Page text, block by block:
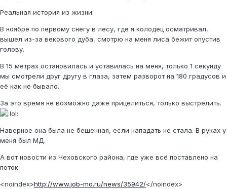
Реальная история из жизни:
В ноябре по первому снегу в лесу, где я колодец осматривал,
вышел из-за векового дуба, смотрю на меня лиса бежит опустив
голову.
В 15 метрах остановилась и уставилась на меня, только 1 секунду
мы смотрели друг другу в глаза, затем разворот на 180 градусов и
её как не бывало.
За это время не возможно даже прицелиться, только выстрелить.
Наверное она была не бешенная, если нападать не стала. В руках у
меня был МД.
А вот новости из Чеховского района, где уже всё поставлено на
поток:
<noindex>http://www.job-mo.ru/news/35942/</noindex>